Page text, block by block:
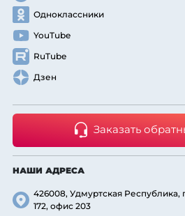
Одноклассники
YouTube
RuTube
Дзен
Заказать
НАШИ АДРЕСА
426008, Удмуртская Республика,
172, офис 203